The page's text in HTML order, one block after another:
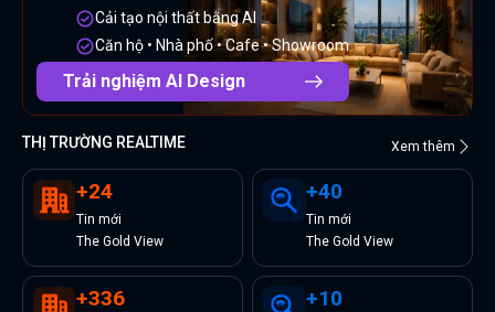
Cải tạo nội thất bằng AI
Căn hộ • Nhà phố • Cafe • Showroom
Trải nghiệm AI Design
THỊ TRƯỜNG REALTIME Xem thêm
+24
Tin mới
The Gold View
+40
Tin mới
The Gold View
+336 +10